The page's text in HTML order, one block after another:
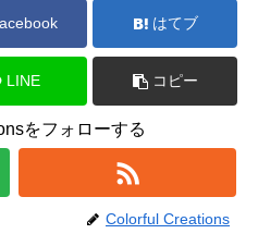
はてブ
LINE コピー
をフォローする
Colorful Creations